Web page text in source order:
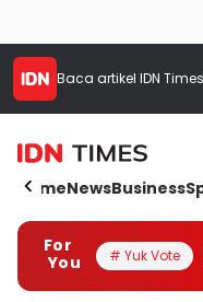
Baca artikel IDN Times
HomeNewsBusiness
For
You
# Yuk Vote